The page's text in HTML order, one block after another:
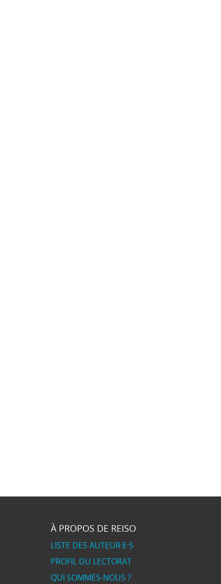
À PROPOS DE REISO
LISTE DES AUTEUR·E·S
PROFIL DU LECTORAT
QUI SOMMES-NOUS ?